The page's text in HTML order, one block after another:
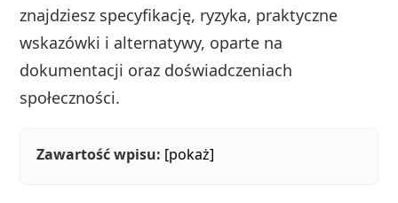
znajdziesz specyfikację, ryzyka, praktyczne
wskazówki i alternatywy, oparte na
dokumentacji oraz doświadczeniach
społeczności.
Zawartość wpisu: [pokaż]